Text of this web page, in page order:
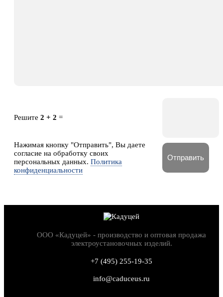
Решите 2 + 2 =
Нажимая кнопку "Отправить", Вы даете
согласие на обработку своих
персональных данных. Политика
конфиденциальности
ООО «Кадуцей» - производство и оптовая продажа
электроустановочных изделий.
+7 (495) 255-19-35
info@caduceus.ru